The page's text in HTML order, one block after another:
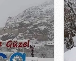
kullanılan